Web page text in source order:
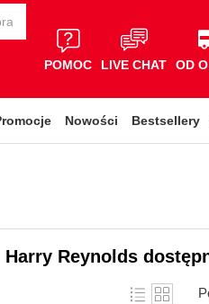
POMOC LIVE CHAT OD
Nowości Bestsellery
Harry Reynolds